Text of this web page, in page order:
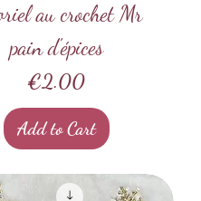
au crochet Mr
pain d'épices
Price
€2.00
Add to Cart